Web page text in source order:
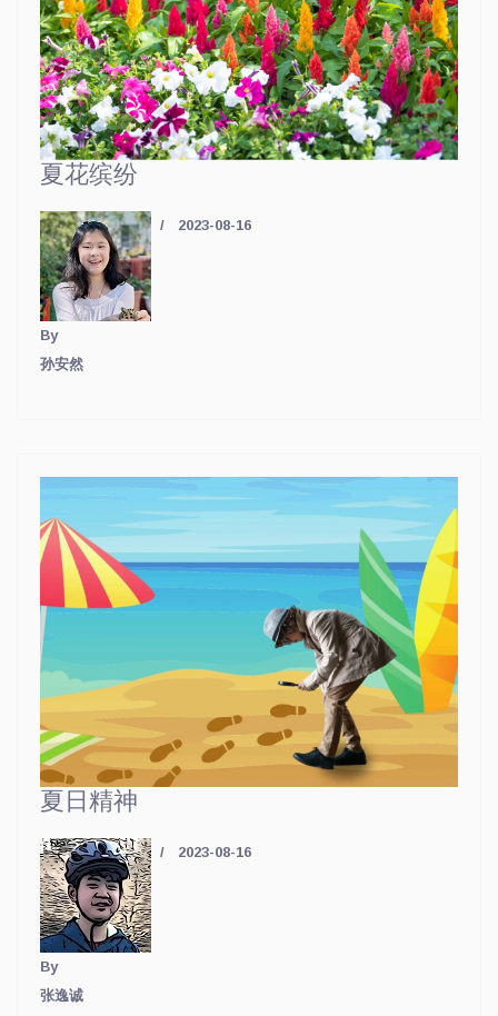
夏花缤纷
By
孙安然
2023-08-16
夏日精神
By
张逸诚
2023-08-16